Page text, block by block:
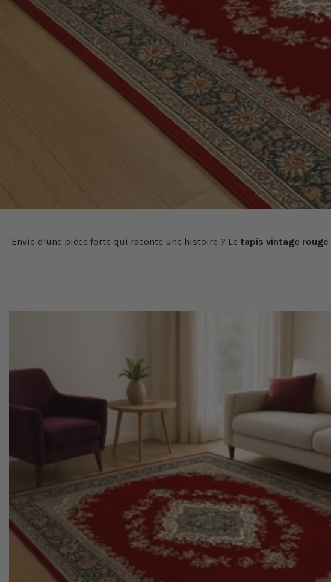
Envie d’une pièce forte qui raconte une histoire ? Le tapis vintage rouge